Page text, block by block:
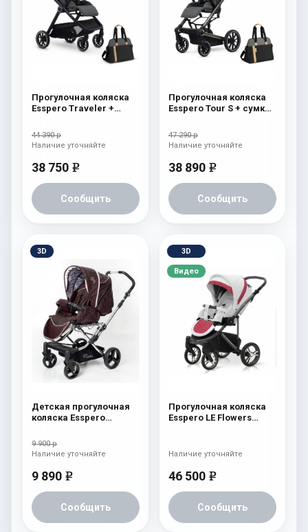
Прогулочная коляска
Esspero Traveler +
44 390 р
38 750 e
Сообщить
Наличие уточняйте
Прогулочная коляска
Esspero Tour S + сумка
47 290 р
38 890 e
Сообщить
Наличие уточняйте
3D
Детская прогулочная
коляска Esspero
9 900 р
9 890 e
Сообщить
Наличие уточняйте
3D
Видео
Прогулочная коляска
Esspero LE Flowers
46 500 e
Сообщить
Наличие уточняйте